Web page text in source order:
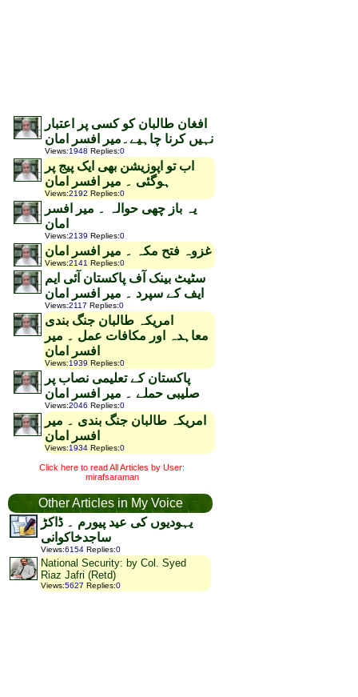
افغان طالبان کو کسی پر اعتبار
نہیں کرنا چاہیے۔میر افسر امان
Views:1948 Replies:0
اب تو اپوزیشن بھی ایک پیج پر
ہوگئی ۔ میر افسر امان
Views:2192 Replies:0
یہ باز چھی حوالہ ۔ میر افسر
امان
Views:2139 Replies:0
غزوہ فتح مکہ ۔ میر افسر امان
Views:2141 Replies:0
سٹیٹ بینک آف پاکستان آئی ایم
ایف کے سپرد ۔ میر افسر امان
Views:2117 Replies:0
امریکہ طالبان جنگ بندی
معاہدہ اور مکافات عمل ۔ میر
افسر امان
Views:1939 Replies:0
پاکستان کے تعلیمی نصاب پر
صلیبی حملے ۔ میر افسر امان
Views:2046 Replies:0
امریکہ طالبان جنگ بندی ۔ میر
افسر امان
Views:1934 Replies:0
Click here to read All Articles by User:
mirafsaraman
Other Articles in My Voice
یہودیوں کی عید پیورم ۔ ڈاکڑ
ساجدخاکوانی
Views:6154 Replies:0
National Security: by Col. Syed
Riaz Jafri (Retd)
Views:5627 Replies:0